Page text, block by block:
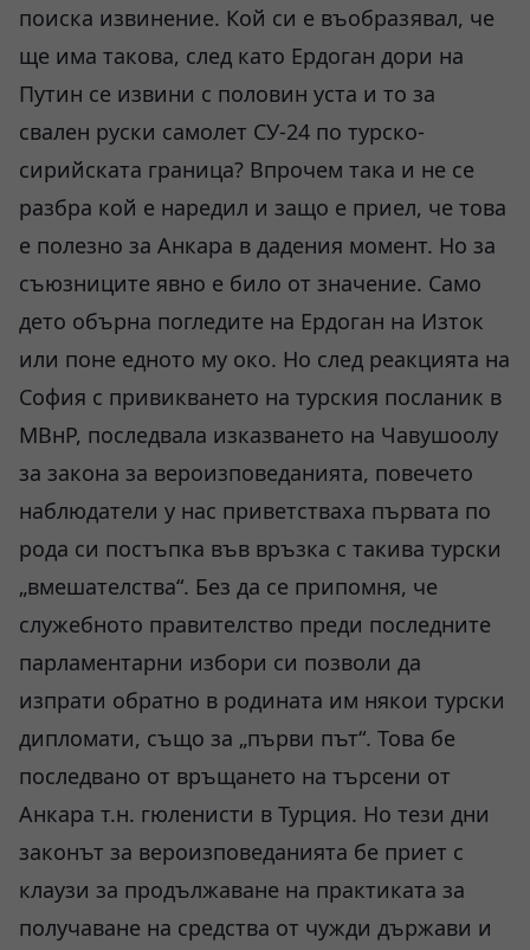
поиска извинение. Кой си е въобразявал, че
ще има такова, след като Ердоган дори на
Путин се извини с половин уста и то за
свален руски самолет СУ-24 по турско-
сирийската граница? Впрочем така и не се
разбра кой е наредил и защо е приел, че това
е полезно за Анкара в дадения момент. Но за
съюзниците явно е било от значение. Само
дето обърна погледите на Ердоган на Изток
или поне едното му око. Но след реакцията на
София с привикването на турския посланик в
МВнР, последвала изказването на Чавушоолу
за закона за вероизповеданията, повечето
наблюдатели у нас приветстваха първата по
рода си постъпка във връзка с такива турски
„вмешателства“. Без да се припомня, че
служебното правителство преди последните
парламентарни избори си позволи да
изпрати обратно в родината им някои турски
дипломати, също за „първи път“. Това бе
последвано от връщането на търсени от
Анкара т.н. гюленисти в Турция. Но тези дни
законът за вероизповеданията бе приет с
клаузи за продължаване на практиката за
получаване на средства от чужди държави и